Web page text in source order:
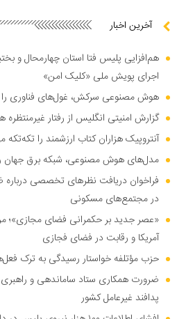
آخرین اخبار
هم‌افزایی پلیس فتا استان چهارمحال و
اجرای پویش ملی «کلیک امن»
هوش مصنوعی سرکش، غول‌های فناوری را
گزارش امنیتی انگلیس از رفتار
آنتروپیک هزاران کتاب ارزشمند را تکه‌تکه
مدل‌های هوش مصنوعی، شبکه برق جهان را
فراخوان دریافت نظر‌های تخصصی درباره
در مجتمع‌های مسکونی
«عصر جدید بر حکمرانی فضای مجازی»؛
آمریکا و رقابت در فضای فجازی
حزب مؤتلفه خواستار رسیدگی به ترک
ضرورت همکاری ستاد ساماندهی و
پدافند غیرعامل کشور